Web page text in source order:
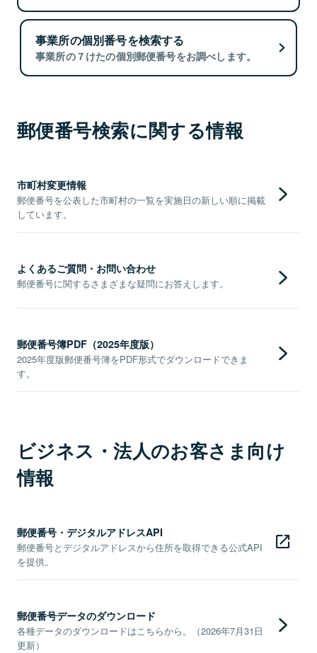
事業所の個別番号を検索する
事業所の７けたの個別郵便番号をお調べします。
郵便番号検索に関する情報
市町村変更情報
郵便番号を公表した市町村の一覧を実施日の新しい順に掲載
しています。
よくあるご質問・お問い合わせ
郵便番号に関するさまざまな疑問にお答えします。
郵便番号簿PDF（2025年度版）
2025年度版郵便番号簿をPDF形式でダウンロードできま
す。
ビジネス・法人のお客さま向け
情報
郵便番号・デジタルアドレスAPI
郵便番号とデジタルアドレスから住所を取得できる公式API
を提供。
郵便番号データのダウンロード
各種データのダウンロードはこちらから。（2026年7月31日
更新）